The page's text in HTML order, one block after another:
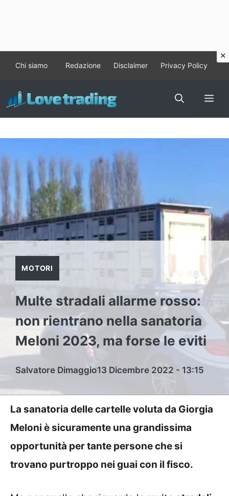
contenuto
Chi siamo Redazione Disclaimer Privacy Policy
MOTORI
Multe stradali allarme rosso:
non rientrano nella sanatoria
Meloni 2023, ma forse le eviti
Salvatore Dimaggio13 Dicembre 2022 - 13:15
La sanatoria delle cartelle voluta da Giorgia
Meloni è sicuramente una grandissima
opportunità per tante persone che si
trovano purtroppo nei guai con il fisco.